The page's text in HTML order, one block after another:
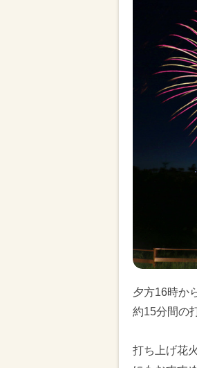
夕方16時か
約15分間の
打ち上げ花